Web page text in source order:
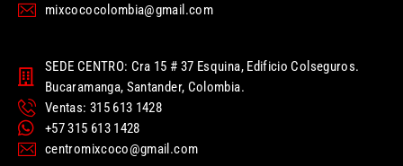
mixcococolombia@gmail.com
SEDE CENTRO: Cra 15 # 37 Esquina, Edificio Colseguros.
Bucaramanga, Santander, Colombia.
Ventas: 315 613 1428
+57 315 613 1428
centromixcoco@gmail.com